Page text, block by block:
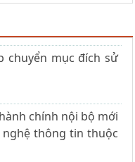
chuyển mục đích sử
chính nội bộ mới
thông tin thuộc